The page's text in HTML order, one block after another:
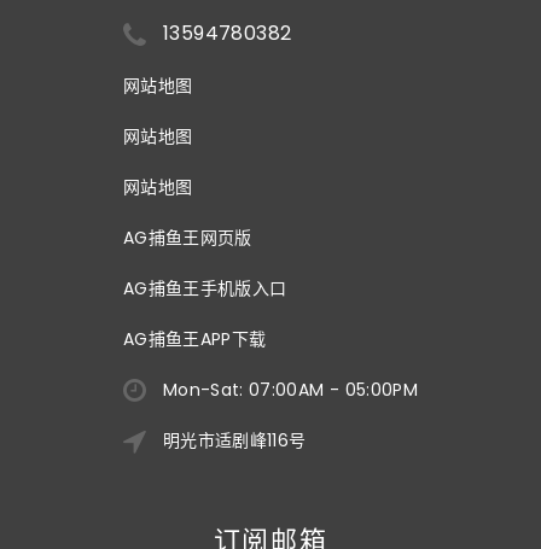
13594780382
网站地图
网站地图
网站地图
AG捕鱼王网页版
AG捕鱼王手机版入口
AG捕鱼王APP下载
Mon-Sat: 07:00AM - 05:00PM
明光市适剧峰116号
订阅邮箱